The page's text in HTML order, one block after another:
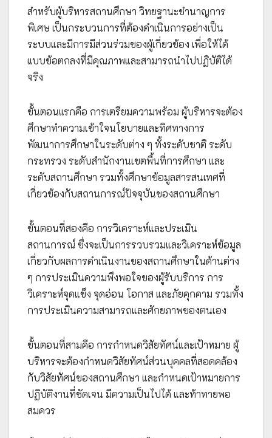
สำหรับผู้บริหารสถานศึกษา วิทยฐานะชำนาญการ
พิเศษ เป็นกระบวนการที่ต้องดำเนินการอย่างเป็น
ระบบและมีการมีส่วนร่วมของผู้เกี่ยวข้อง เพื่อให้ได้
แบบข้อตกลงที่มีคุณภาพและสามารถนำไปปฏิบัติได้
จริง
ขั้นตอนแรกคือ การเตรียมความพร้อม ผู้บริหารจะต้อง
ศึกษาทำความเข้าใจนโยบายและทิศทางการ
พัฒนาการศึกษาในระดับต่าง ๆ ทั้งระดับชาติ ระดับ
กระทรวง ระดับสำนักงานเขตพื้นที่การศึกษา และ
ระดับสถานศึกษา รวมทั้งศึกษาข้อมูลสารสนเทศที่
เกี่ยวข้องกับสถานการณ์ปัจจุบันของสถานศึกษา
ขั้นตอนที่สองคือ การวิเคราะห์และประเมิน
สถานการณ์ ซึ่งจะเป็นการรวบรวมและวิเคราะห์ข้อมูล
เกี่ยวกับผลการดำเนินงานของสถานศึกษาในด้านต่าง
ๆ การประเมินความพึงพอใจของผู้รับบริการ การ
วิเคราะห์จุดแข็ง จุดอ่อน โอกาส และภัยคุกคาม รวมทั้ง
การประเมินความสามารถและศักยภาพของตนเอง
ขั้นตอนที่สามคือ การกำหนดวิสัยทัศน์และเป้าหมาย ผู้
บริหารจะต้องกำหนดวิสัยทัศน์ส่วนบุคคลที่สอดคล้อง
กับวิสัยทัศน์ของสถานศึกษา และกำหนดเป้าหมายการ
ปฏิบัติงานที่ชัดเจน มีความเป็นไปได้ และท้าทายพอ
สมควร